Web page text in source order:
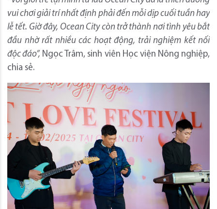
vui chơi giải trí nhất định phải đến mỗi dịp cuối tuần hay
lễ tết. Giờ đây, Ocean City còn trở thành nơi tình yêu bắt
đầu nhờ rất nhiều các hoạt động, trải nghiệm kết nối
độc đáo”, Ngọc Trâm, sinh viên Học viện Nông nghiệp,
chia sẻ.